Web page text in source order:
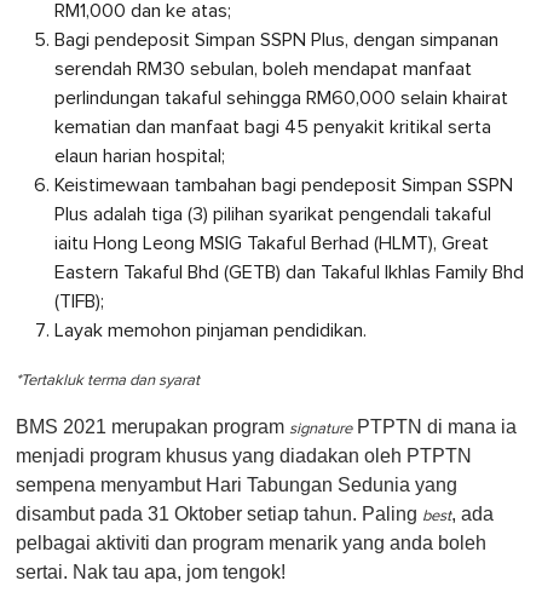
RM1,000 dan ke atas;
Bagi pendeposit Simpan SSPN Plus, dengan simpanan
serendah RM30 sebulan, boleh mendapat manfaat
perlindungan takaful sehingga RM60,000 selain khairat
kematian dan manfaat bagi 45 penyakit kritikal serta
elaun harian hospital;
Keistimewaan tambahan bagi pendeposit Simpan SSPN
Plus adalah tiga (3) pilihan syarikat pengendali takaful
iaitu Hong Leong MSIG Takaful Berhad (HLMT), Great
Eastern Takaful Bhd (GETB) dan Takaful Ikhlas Family Bhd
(TIFB);
Layak memohon pinjaman pendidikan.
*Tertakluk terma dan syarat
BMS 2021 merupakan program signaturePTPTN di mana ia
menjadi program khusus yang diadakan oleh PTPTN
sempena menyambut Hari Tabungan Sedunia yang
disambut pada 31 Oktober setiap tahun. Paling best, ada
pelbagai aktiviti dan program menarik yang anda boleh
sertai. Nak tau apa, jom tengok!